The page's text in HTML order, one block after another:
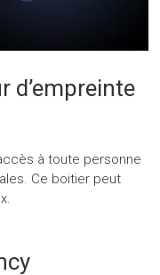
d’empreinte
à toute personne
Ce boitier peut